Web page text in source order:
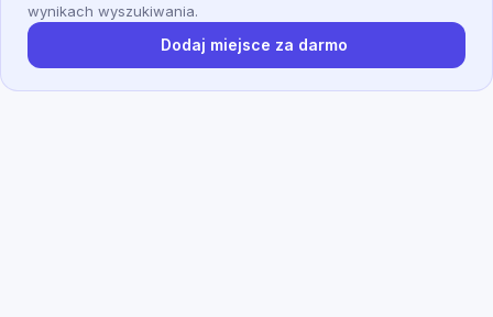
wynikach wyszukiwania.
Dodaj miejsce za darmo